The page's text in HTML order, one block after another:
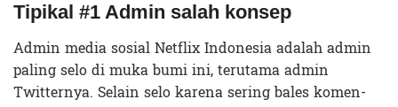
Tipikal #1 Admin salah konsep
Admin media sosial Netflix Indonesia adalah admin
paling selo di muka bumi ini, terutama admin
Twitternya. Selain selo karena sering bales komen-